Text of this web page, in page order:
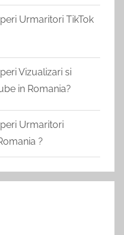
Urmaritori TikTok
Vizualizari si
in Romania?
Urmaritori
?